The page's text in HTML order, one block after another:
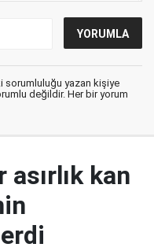
sorumluluğu yazan kişiye
değildir. Her bir yorum
kan